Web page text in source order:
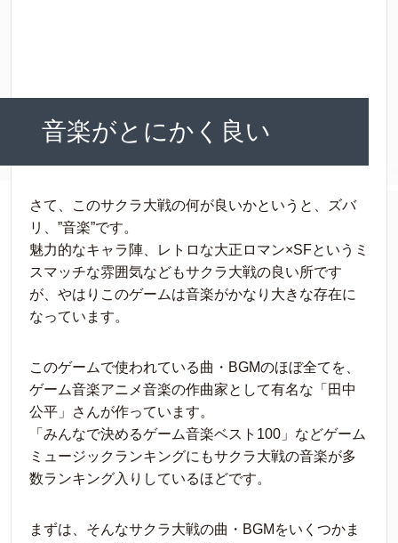
音楽がとにかく良い
さて、このサクラ大戦の何が良いかというと、ズバ
リ、”音楽”です。
魅力的なキャラ陣、レトロな大正ロマン×SFというミ
スマッチな雰囲気などもサクラ大戦の良い所です
が、やはりこのゲームは音楽がかなり大きな存在に
なっています。
このゲームで使われている曲・BGMのほぼ全てを、
ゲーム音楽アニメ音楽の作曲家として有名な「田中
公平」さんが作っています。
「みんなで決めるゲーム音楽ベスト100」などゲーム
ミュージックランキングにもサクラ大戦の音楽が多
数ランキング入りしているほどです。
まずは、そんなサクラ大戦の曲・BGMをいくつかま